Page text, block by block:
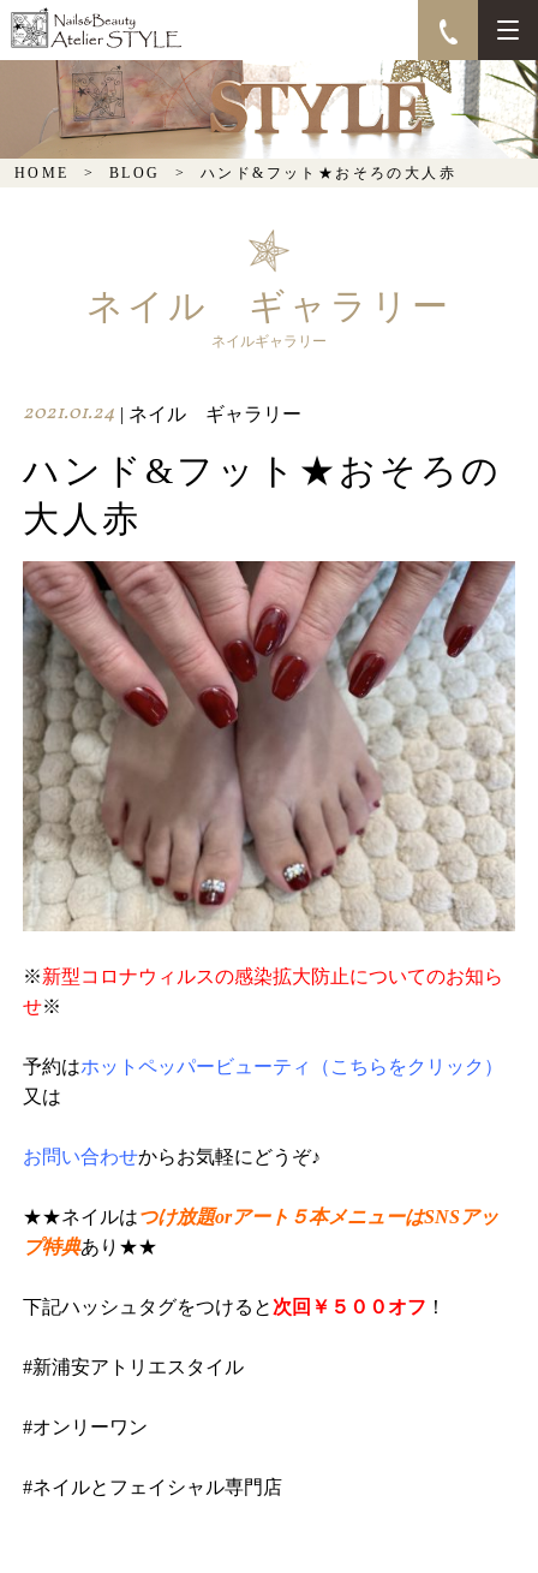
ハンド&フット★おそろ
の大人赤
HOME BLOG ハンド&フット★おそろの大人赤
ネイル ギャラリー
ネイルギャラリー
2021.01.24 | ネイル ギャラリー
ハンド&フット★おそろの
大人赤
※新型コロナウィルスの感染拡大防止についてのお知ら
せ※
予約はホットペッパービューティ（こちらをクリック）
又は
お問い合わせからお気軽にどうぞ♪
★★ネイルはつけ放題orアート５本メニューはSNSアッ
プ特典あり★★
下記ハッシュタグをつけると 次回￥５００オフ ！
#新浦安アトリエスタイル
#オンリーワン
#ネイルとフェイシャル専門店